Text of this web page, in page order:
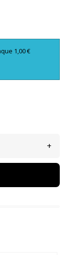
1,00 €
+